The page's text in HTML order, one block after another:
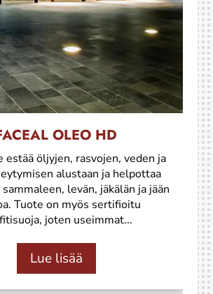
OLEO HD
estää öljyjen, rasvojen, veden ja
alustaan ja helpottaa
levän, jäkälän ja jään
Tuote on myös sertifioitu
joten useimmat...
Lue lisää